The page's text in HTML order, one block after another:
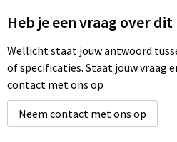
Goodiebags
Heb je een vraag over
Wellicht staat jouw antwoord
of specificaties. Staat jouw vraag
contact met ons op
Neem contact met ons op